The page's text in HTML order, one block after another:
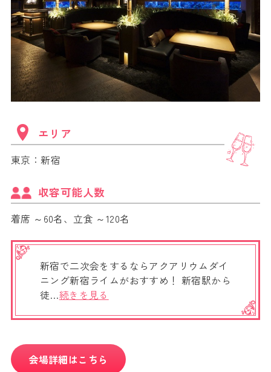
エリア
東京：新宿
収容可能人数
着席 ～60名、立食 ～120名
新宿で二次会をするならアクアリウムダイ
ニング新宿ライムがおすすめ！ 新宿駅から
徒…続きを見る
会場詳細はこちら